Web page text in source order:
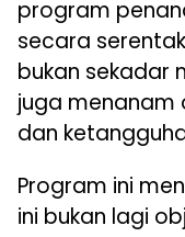
program
secara
bukan sekadar
juga menanam
dan
Program ini
ini bukan lagi